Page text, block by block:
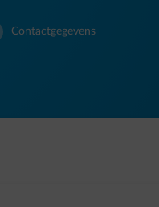
Contactgegevens